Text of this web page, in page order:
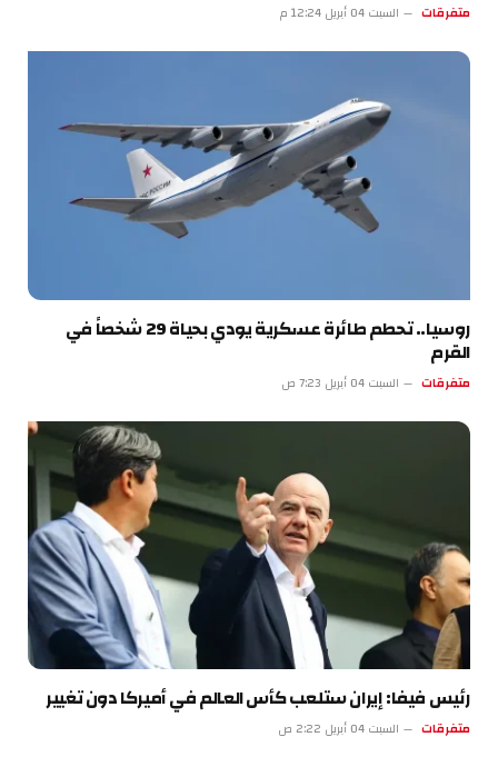
متفرقات السبت 04 أبريل 12:24 م
روسيا.. تحطم طائرة عسكرية يودي بحياة 29 شخصاً في
القرم
متفرقات السبت 04 أبريل 7:23 ص
رئيس فيفا: إيران ستلعب كأس العالم في أميركا دون تغيير
متفرقات السبت 04 أبريل 2:22 ص